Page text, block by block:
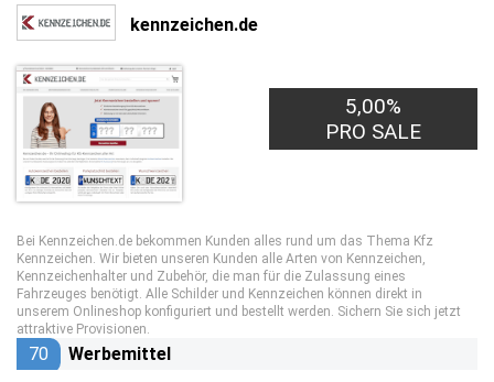
kennzeichen.de
5,00%
PRO SALE
Bei Kennzeichen.de bekommen Kunden alles rund um das Thema Kfz
Kennzeichen. Wir bieten unseren Kunden alle Arten von Kennzeichen,
Kennzeichenhalter und Zubehör, die man für die Zulassung eines
Fahrzeuges benötigt. Alle Schilder und Kennzeichen können direkt in
unserem Onlineshop konfiguriert und bestellt werden. Sichern Sie sich jetzt
attraktive Provisionen.
70 Werbemittel